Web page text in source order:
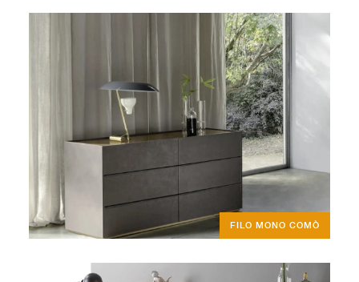
FILO MONO COMÒ